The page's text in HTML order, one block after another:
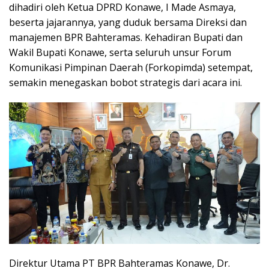
dihadiri oleh Ketua DPRD Konawe, I Made Asmaya,
beserta jajarannya, yang duduk bersama Direksi dan
manajemen BPR Bahteramas. Kehadiran Bupati dan
Wakil Bupati Konawe, serta seluruh unsur Forum
Komunikasi Pimpinan Daerah (Forkopimda) setempat,
semakin menegaskan bobot strategis dari acara ini.
Direktur Utama PT BPR Bahteramas Konawe, Dr.